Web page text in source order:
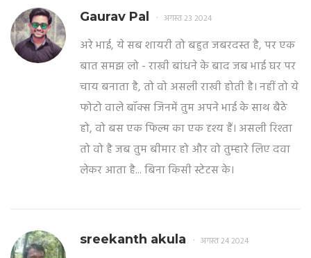
Gaurav Pal अगस्त 23 2024
अरे भाई, ये सब शायरी तो बहुत जबरदस्त है, पर एक
बात समझ लो - राखी बांधने के बाद जब भाई घर पर
चाय बनाता है, तो वो असली राखी होती है। नहीं तो ये
फोटो वाले बॉक्स जिनमें तुम अपने भाई के साथ बैठे
हो, वो बस एक फिल्म का एक दृश्य हैं। असली रिश्ता
तो वो है जब तुम बीमार हो और वो तुम्हारे लिए दवा
लेकर आता है... बिना किसी स्टेटस के।
sreekanth akula अगस्त 24 2024